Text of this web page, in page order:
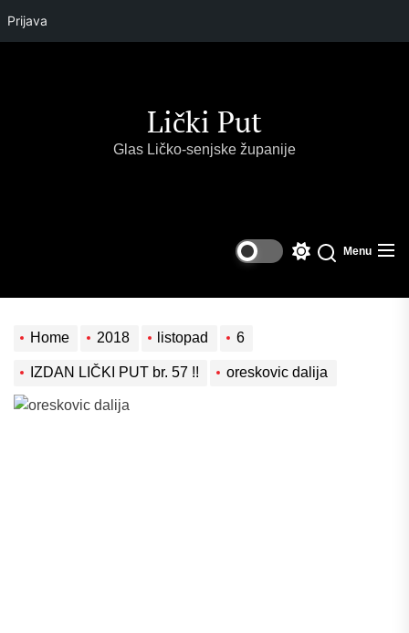
Prijava
Lički Put
Glas Ličko-senjske županije
SwitchSearch
Menu
Home 2018 listopad 6
IZDAN LIČKI PUT br. 57 !! oreskovic dalija